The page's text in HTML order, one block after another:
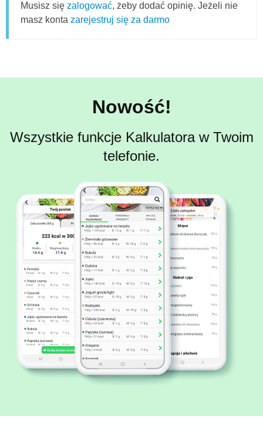
Musisz się zalogować, żeby dodać opinię. Jeżeli nie
masz konta zarejestruj się za darmo
Nowość!
Wszystkie funkcje Kalkulatora w Twoim
telefonie.